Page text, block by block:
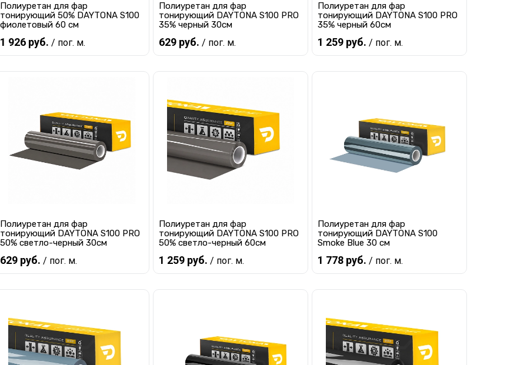
Полиуретан для фар
тонирующий 50% DAYTONA S100
фиолетовый 60 см
1 926 руб. / пог. м.
В избранное В наличии
Полиуретан для фар
тонирующий DAYTONA S100 PRO
35% черный 30см
629 руб. / пог. м.
Купить в 1 клик К сравнению
В избранное В наличии
Полиуретан для фар
тонирующий DAYTONA S100 PRO
35% черный 60см
1 259 руб. / пог. м.
В избранное В наличии
Полиуретан для фар
тонирующий DAYTONA S100 PRO
50% светло-черный 30см
629 руб. / пог. м.
Купить в 1 клик К сравнению
В избранное В наличии
Полиуретан для фар
тонирующий DAYTONA S100 PRO
50% светло-черный 60см
1 259 руб. / пог. м.
В избранное В наличии
Полиуретан для фар
тонирующий DAYTONA S100
Smoke Blue 30 см
1 778 руб. / пог. м.
Купить в 1 клик К сравнению
В избранное В наличии